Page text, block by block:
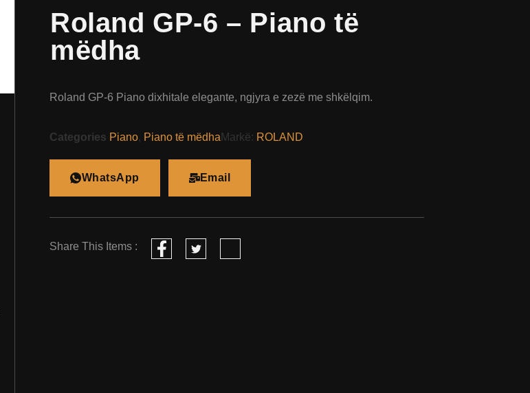
Roland GP-6 – Piano të
mëdha
Roland GP-6 Piano dixhitale elegante, ngjyra e zezë me shkëlqim.
Categories Piano, Piano të mëdha Markë: ROLAND
WhatsApp Email
Share This Items :